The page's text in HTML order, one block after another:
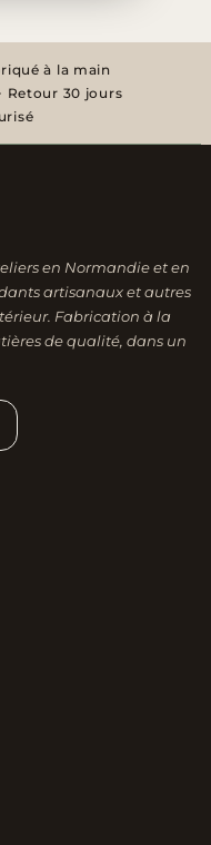
à la main
Retour 30 jours
en Normandie et en
artisanaux et autres
Fabrication à la
de qualité, dans un